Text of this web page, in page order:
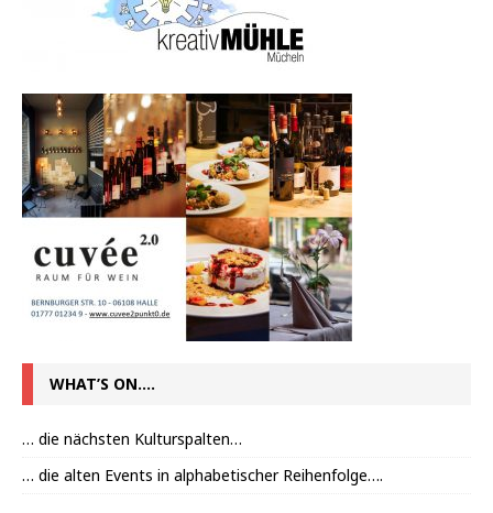
WHAT’S ON….
… die nächsten Kulturspalten…
… die alten Events in alphabetischer Reihenfolge….